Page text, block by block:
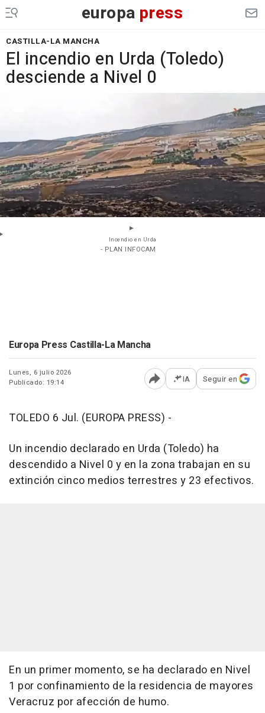
europa press
CASTILLA-LA MANCHA
El incendio en Urda (Toledo)
desciende a Nivel 0
Incendio en Urda
- PLAN INFOCAM
Europa Press Castilla-La Mancha
Lunes, 6 julio 2026
Publicado: 19:14
Abrir opciones para
IA Seguir en
TOLEDO 6 Jul. (EUROPA PRESS) -
Un incendio declarado en Urda (Toledo) ha
descendido a Nivel 0 y en la zona trabajan en su
extinción cinco medios terrestres y 23 efectivos.
En un primer momento, se ha declarado en Nivel
1 por confinamiento de la residencia de mayores
Veracruz por afección de humo.